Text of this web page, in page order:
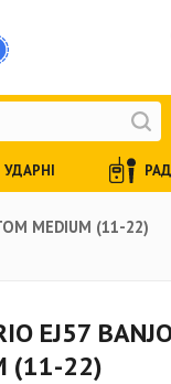
MEDIUM (11-22)
EJ57
(11-22)
УДАРНІ